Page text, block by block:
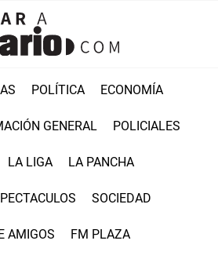
POLÍTICA ECONOMÍA
GENERAL POLICIALES
LA LIGA LA PANCHA
SOCIEDAD
AMIGOS FM PLAZA